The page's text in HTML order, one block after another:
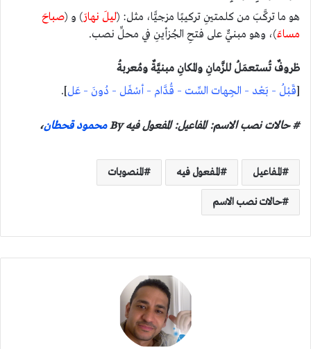
هو ما تركَّبَ من كلمتينِ تركيبًا مزجيًّا، مثل: (ليلَ نهارَ) و (صباحَ
مساءَ)، وهو مبنيٌّ على فتحِ الجُزأينِ في محلِّ نصب.
ظروفٌ تُستعمَلُ للزَّمانِ والمكانِ مبنيَّةٌ ومُعربةُ
[قَبْلُ – بَعْد – الجِهات السِّت – قُدَّام – أسْفَل – دُونَ – عَل].
# حالات نصب الاسم: المفاعيل: المفعول فيه By محمود قحطان،
المفاعيل المفعول فيه المنصوبات
حالات نصب الاسم